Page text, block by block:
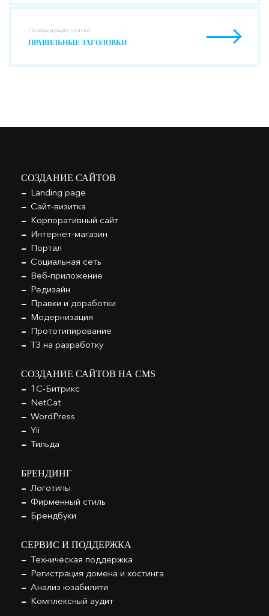
Предыдущая статья
ПРАВИЛЬНЫЕ ЗАГОЛОВКИ
СОЗДАНИЕ САЙТОВ
Landing page
Сайт-визитка
Корпоративный сайт
Интернет-магазин
Портал
Социальная сеть
Веб-приложение
Редизайн
Правки и доработки
Модернизация
Прототипирование
ТЗ на разработку
СОЗДАНИЕ САЙТОВ НА CMS
1С-Битрикс
NetCat
WordPress
Yii
Тильда
БРЕНДИНГ
Логотипы
Фирменный стиль
Брендбуки
СЕРВИС И ПОДДЕРЖКА
Техническая поддержка
Регистрация домена и хостинга
Анализ юзабилити
Комплексный аудит